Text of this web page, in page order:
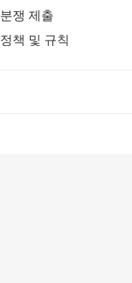
분쟁 제출
정책 및 규칙